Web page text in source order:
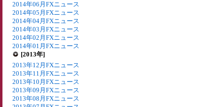
2014年06月FXニュース
2014年05月FXニュース
2014年04月FXニュース
2014年03月FXニュース
2014年02月FXニュース
2014年01月FXニュース
[2013年]
2013年12月FXニュース
2013年11月FXニュース
2013年10月FXニュース
2013年09月FXニュース
2013年08月FXニュース